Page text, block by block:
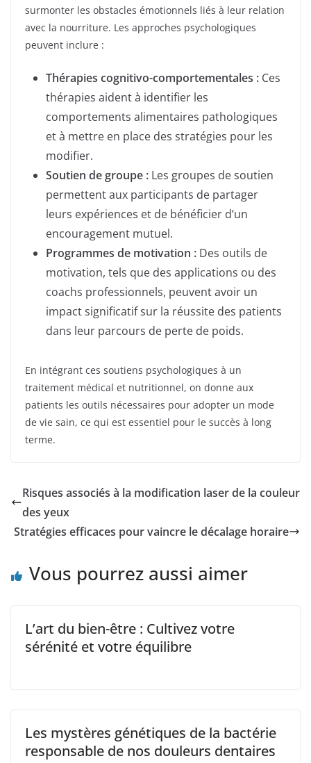
surmonter les obstacles émotionnels liés à leur relation
avec la nourriture. Les approches psychologiques
peuvent inclure :
Thérapies cognitivo-comportementales : Ces
thérapies aident à identifier les
comportements alimentaires pathologiques
et à mettre en place des stratégies pour les
modifier.
Soutien de groupe : Les groupes de soutien
permettent aux participants de partager
leurs expériences et de bénéficier d’un
encouragement mutuel.
Programmes de motivation : Des outils de
motivation, tels que des applications ou des
coachs professionnels, peuvent avoir un
impact significatif sur la réussite des patients
dans leur parcours de perte de poids.
En intégrant ces soutiens psychologiques à un
traitement médical et nutritionnel, on donne aux
patients les outils nécessaires pour adopter un mode
de vie sain, ce qui est essentiel pour le succès à long
terme.
Risques associés à la modification laser de la couleur
des yeux
Stratégies efficaces pour vaincre le décalage horaire
Vous pourrez aussi aimer
L’art du bien-être : Cultivez votre
sérénité et votre équilibre
Les mystères génétiques de la bactérie
responsable de nos douleurs dentaires